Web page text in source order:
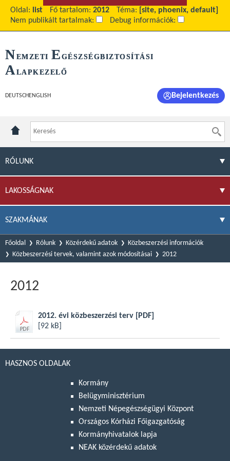
Oldal: list Fő tartalom: 2012 Téma:
[site, phoenix, default]
Nem publikált tartalmak:
Debug információk:
NEMZETI E GÉSZSÉGBIZTOSÍTÁSI
ALAPKEZELŐ
DEUTSCH ENGLISH Bejelentkezés
RÓLUNK
LAKOSSÁGNAK
SZAKMÁNAK
Főoldal Rólunk Közérdekű adatok
Közbeszerzési információk
Közbeszerzési tervek, valamint azok módosításai
2012
2012
2012. évi közbeszerzési terv
[PDF]
[92 kB]
HASZNOS OLDALAK
Kormány
Belügyminisztérium
Nemzeti Népegészségügyi Központ
Országos Kórházi Főigazgatóság
Kormányhivatalok lapja
NEAK közérdekű adatok